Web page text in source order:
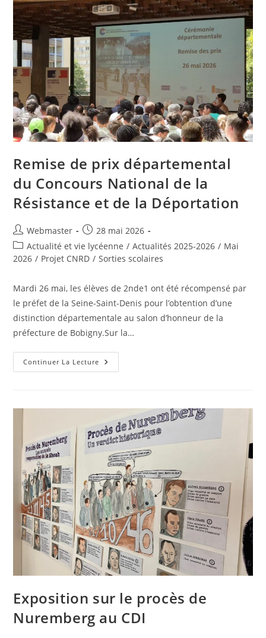
Remise de prix départemental
du Concours National de la
Résistance et de la Déportation
Auteur/autrice
de
la
publication :
Webmaster
Publication
publiée :
28 mai 2026
Post
category:
Actualité et vie lycéenne / Actualités 2025-2026 / Mai
2026 / Projet CNRD / Sorties scolaires
Mardi 26 mai, les élèves de 2nde1 ont été récompensé par
le préfet de la Seine-Saint-Denis pour l’obtention d’une
distinction départementale au salon d’honneur de la
préfecture de Bobigny.Sur la…
Continuer La Lecture Remise
De
National
La
Résistance
Et
De
La
Déportation
Exposition sur le procès de
Nuremberg au CDI